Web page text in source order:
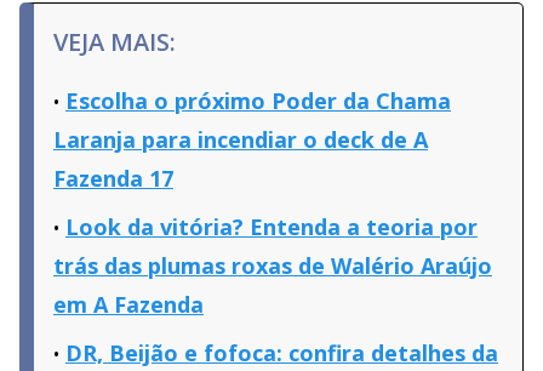
VEJA MAIS:
Escolha o próximo Poder da Chama
Laranja para incendiar o deck de A
Fazenda 17
Look da vitória? Entenda a teoria por
trás das plumas roxas de Walério Araújo
em A Fazenda
DR, Beijão e fofoca: confira detalhes da